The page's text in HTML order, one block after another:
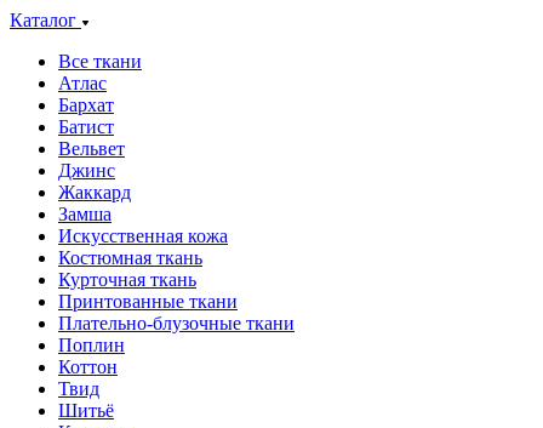
Каталог
Все ткани
Атлас
Бархат
Батист
Вельвет
Джинс
Жаккард
Замша
Искусственная кожа
Костюмная ткань
Курточная ткань
Принтованные ткани
Плательно-блузочные ткани
Поплин
Коттон
Твид
Шитьё